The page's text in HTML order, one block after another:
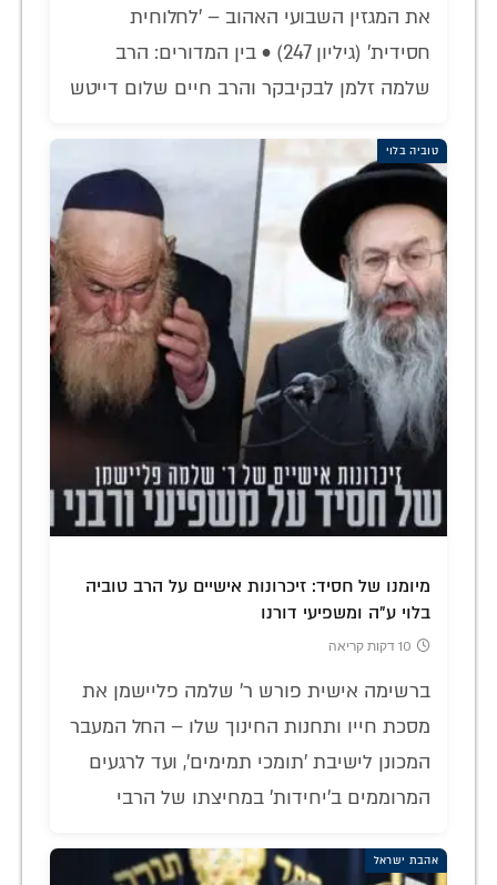
את המגזין השבועי האהוב – 'לחלוחית
חסידית' (גיליון 247) • בין המדורים: הרב
שלמה זלמן לבקיבקר והרב חיים שלום דייטש
טוביה בלוי
מיומנו של חסיד: זיכרונות אישיים על הרב טוביה
בלוי ע"ה ומשפיעי דורנו
10 דקות קריאה
ברשימה אישית פורש ר' שלמה פליישמן את
מסכת חייו ותחנות החינוך שלו – החל המעבר
המכונן לישיבת 'תומכי תמימים', ועד לרגעים
המרוממים ב'יחידות' במחיצתו של הרבי
אהבת ישראל